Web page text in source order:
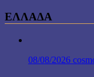
ΕΛΛΑΔΑ
08/08/2026